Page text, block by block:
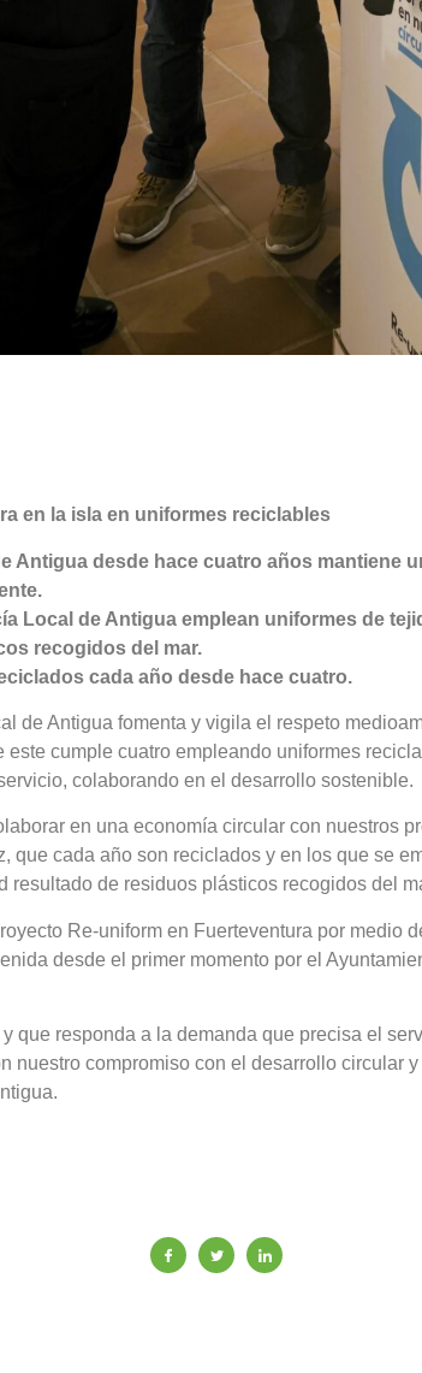
en la isla en uniformes reciclables
Antigua desde hace cuatro años mantiene
Local de Antigua emplean uniformes de
recogidos del mar.
cada año desde hace cuatro.
de Antigua fomenta y vigila el respeto
cumple cuatro empleando uniformes
colaborando en el desarrollo sostenible.
en una economía circular con nuestros
que cada año son reciclados y en los que se
resultado de residuos plásticos recogidos del
Re-uniform en Fuerteventura por medio
desde el primer momento por el
que responda a la demanda que precisa el
nuestro compromiso con el desarrollo circular